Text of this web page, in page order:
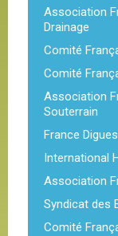
Association
Drainage
Comité
Comité
Association
Souterrain
France Digues
International
Association
Syndicat des
Comité